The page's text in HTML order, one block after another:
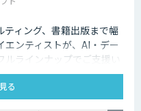
ィング、書籍出版まで幅
ンティストが、AI・デー
ラインナップでご支援い
る